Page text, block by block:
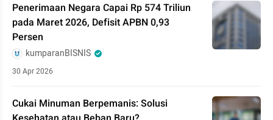
Penerimaan Negara Capai Rp 574 Triliun
pada Maret 2026, Defisit APBN 0,93
Persen
kumparanBISNIS
30 Apr 2026
Cukai Minuman Berpemanis: Solusi